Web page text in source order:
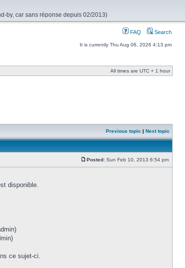
by, car sans réponse depuis 02/2013)
FAQ Search
It is currently Thu Aug 06, 2026 4:13 pm
All times are UTC + 1 hour
Previous topic | Next topic
Posted: Sun Feb 10, 2013 6:54 pm
disponible.
ce sujet-ci.